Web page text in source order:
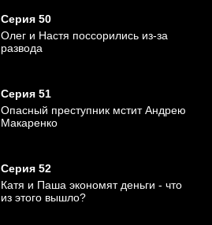
Серия 50
Олег и Настя поссорились из-за
развода
Серия 51
Опасный преступник мстит Андрею
Макаренко
Серия 52
Катя и Паша экономят деньги - что
из этого вышло?